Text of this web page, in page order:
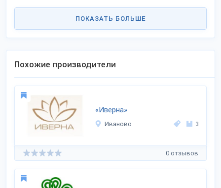
ПОКАЗАТЬ БОЛЬШЕ
Похожие производители
«Иверна»
Иваново 3
0 отзывов